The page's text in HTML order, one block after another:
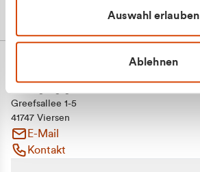
Auswahl erlauben
Ablehnen
Greefsallee 1-5
41747 Viersen
E-Mail
Kontakt